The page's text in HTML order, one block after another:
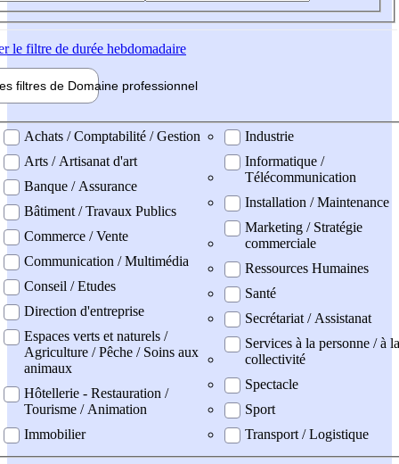
le filtre de durée hebdomadaire
filtres de Domaine professionnel
professionel
Achats / Comptabilité / Gestion
Arts / Artisanat d'art
Banque / Assurance
Bâtiment / Travaux Publics
Commerce / Vente
Communication / Multimédia
Conseil / Etudes
Direction d'entreprise
Espaces verts et naturels /
Agriculture / Pêche / Soins aux
animaux
Hôtellerie - Restauration /
Tourisme / Animation
Immobilier
Industrie
Informatique /
Télécommunication
Installation / Maintenance
Marketing / Stratégie
commerciale
Ressources Humaines
Santé
Secrétariat / Assistanat
Services à la personne / à la
collectivité
Spectacle
Sport
Transport / Logistique